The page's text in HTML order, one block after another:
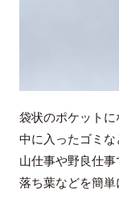
袋状のポケット
中に入ったゴミな
山仕事や野良仕
落ち葉などを簡単